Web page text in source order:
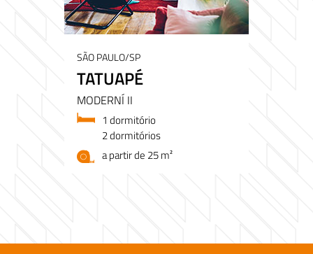
SÃO PAULO/SP
TATUAPÉ
MODERNÍ II
1 dormitório
2 dormitórios
a partir de 25 m²